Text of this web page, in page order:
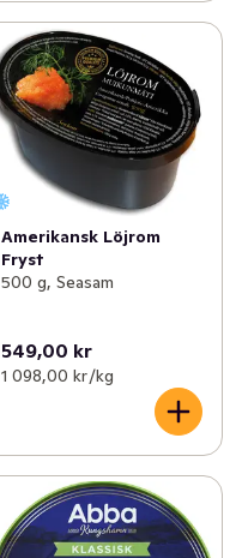
Amerikansk Löjrom
Fryst
500 g, Seasam
549,00 kr
1 098,00 kr /kg